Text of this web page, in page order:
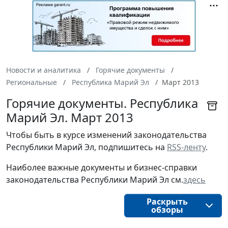
Новости и аналитика
Горячие документы
Региональные
Республика Марий Эл Март 2013
Горячие документы. Республика
Марий Эл. Март 2013
Чтобы быть в курсе изменений законодательства
Республики Марий Эл, подпишитесь на RSS-ленту.
Наиболее важные документы и бизнес-справки
законодательства Республики Марий Эл см.здесь
Раскрыть
обзоры